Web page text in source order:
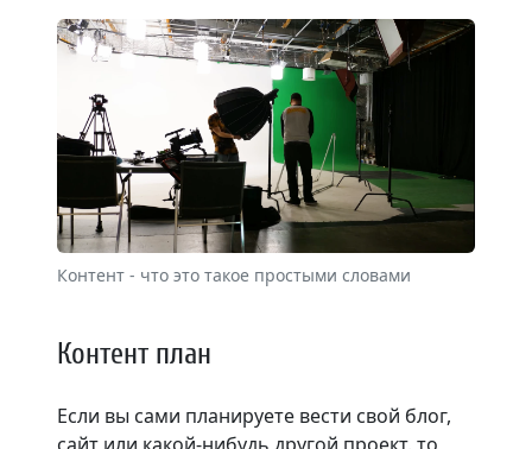
Контент - что это такое простыми словами
Контент план
Если вы сами планируете вести свой блог,